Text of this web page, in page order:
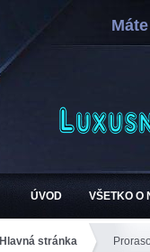
ÚVOD VŠETKO O
Hlavná stránka